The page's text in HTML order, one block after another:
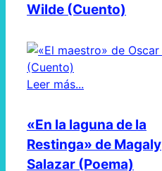
Wilde (Cuento)
Leer más...
«En la laguna de la
Restinga» de Magaly
Salazar (Poema)